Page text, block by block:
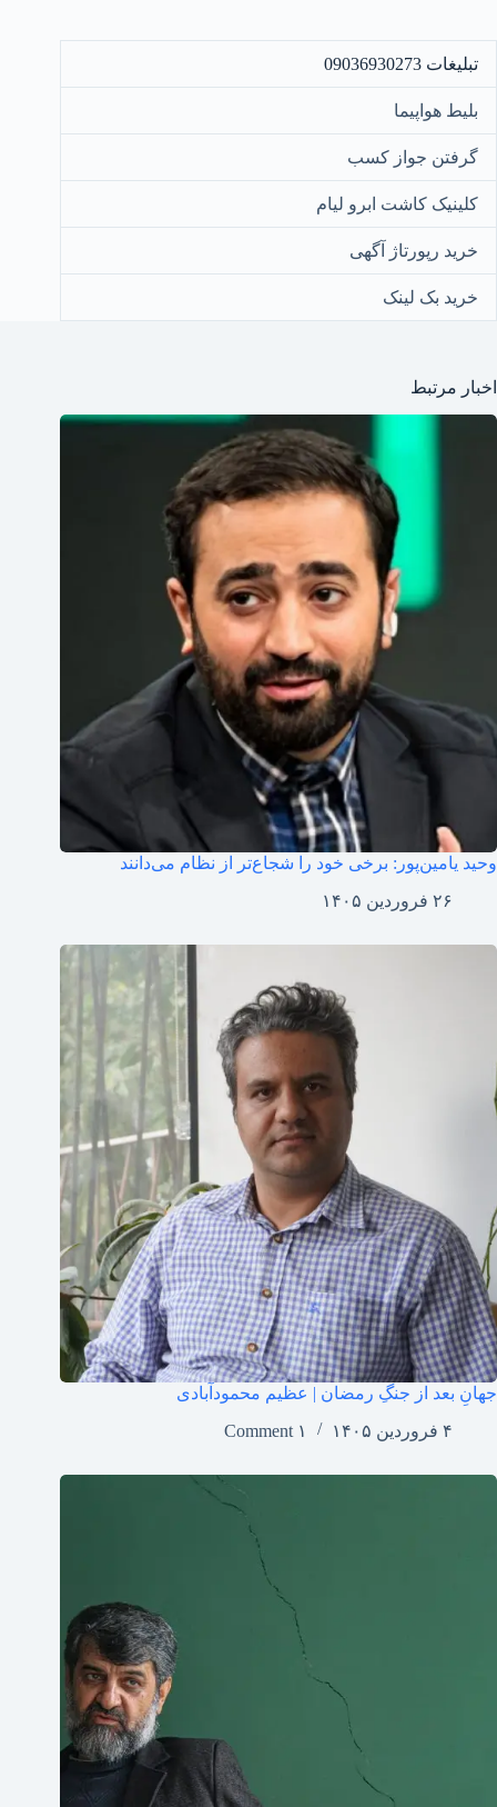
تبلیغات 09036930273
بلیط هواپیما
گرفتن جواز کسب
کلینیک کاشت ابرو لیام
خرید رپورتاژ آگهی
خرید بک لینک
اخبار مرتبط
وحید یامین‌پور: برخی خود را شجاع‌تر از نظام می‌دانند
۲۶ فروردین ۱۴۰۵
جهانِ بعد از جنگِ رمضان | عظیم محمودآبادی
۴ فروردین ۱۴۰۵
۱ Comment